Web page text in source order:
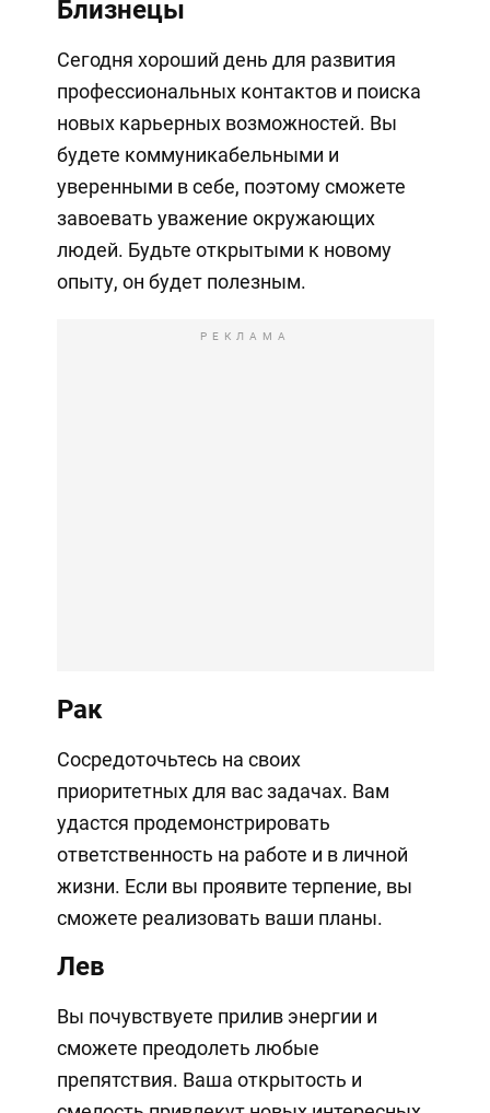
Близнецы
Сегодня хороший день для развития
профессиональных контактов и поиска
новых карьерных возможностей. Вы
будете коммуникабельными и
уверенными в себе, поэтому сможете
завоевать уважение окружающих
людей. Будьте открытыми к новому
опыту, он будет полезным.
РЕКЛАМА
Рак
Сосредоточьтесь на своих
приоритетных для вас задачах. Вам
удастся продемонстрировать
ответственность на работе и в личной
жизни. Если вы проявите терпение, вы
сможете реализовать ваши планы.
Лев
Вы почувствуете прилив энергии и
сможете преодолеть любые
препятствия. Ваша открытость и